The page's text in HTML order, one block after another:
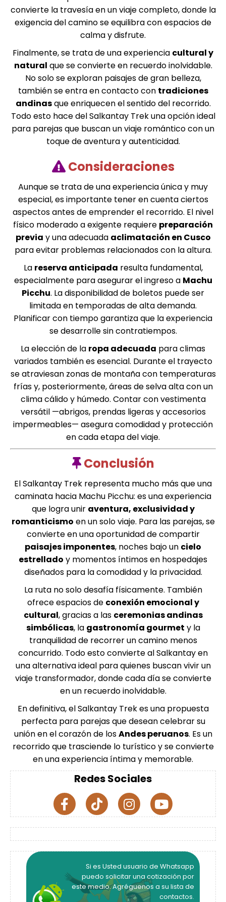
convierte la travesía en un viaje completo, donde la
exigencia del camino se equilibra con espacios de
calma y disfrute.
Finalmente, se trata de una experiencia cultural y
natural que se convierte en recuerdo inolvidable.
No solo se exploran paisajes de gran belleza,
también se entra en contacto con tradiciones
andinasque enriquecen el sentido del recorrido.
Todo esto hace del Salkantay Trek una opción ideal
para parejas que buscan un viaje romántico con un
toque de aventura y autenticidad.
Consideraciones
Aunque se trata de una experiencia única y muy
especial, es importante tener en cuenta ciertos
aspectos antes de emprender el recorrido. El nivel
físico moderado a exigente requiere preparación
previa y una adecuada aclimatación en Cusco
para evitar problemas relacionados con la altura.
La reserva anticipada resulta fundamental,
especialmente para asegurar el ingreso a Machu
Picchu. La disponibilidad de boletos puede ser
limitada en temporadas de alta demanda.
Planificar con tiempo garantiza que la experiencia
se desarrolle sin contratiempos.
La elección de la ropa adecuada para climas
variados también es esencial. Durante el trayecto
se atraviesan zonas de montaña con temperaturas
frías y, posteriormente, áreas de selva alta con un
clima cálido y húmedo. Contar con vestimenta
versátil —abrigos, prendas ligeras y accesorios
impermeables— asegura comodidad y protección
en cada etapa del viaje.
Conclusión
El Salkantay Trek representa mucho más que una
caminata hacia Machu Picchu: es una experiencia
que logra unir aventura, exclusividad y
romanticismo en un solo viaje. Para las parejas, se
convierte en una oportunidad de compartir
paisajes imponentes, noches bajo un cielo
estrellado y momentos íntimos en hospedajes
diseñados para la comodidad y la privacidad.
La ruta no solo desafía físicamente. También
ofrece espacios de conexión emocional y
cultural, gracias a las ceremonias andinas
simbólicas, la gastronomía gourmet y la
tranquilidad de recorrer un camino menos
concurrido. Todo esto convierte al Salkantay en
una alternativa ideal para quienes buscan vivir un
viaje transformador, donde cada día se convierte
en un recuerdo inolvidable.
En definitiva, el Salkantay Trek es una propuesta
perfecta para parejas que desean celebrar su
unión en el corazón de losAndes peruanos. Es un
recorrido que trasciende lo turístico y se convierte
en una experiencia íntima y memorable.
Redes Sociales
Si es Usted usuario de Whatsapp
puedo solicitar una cotización por
este medio. Agréguenos a su lista de
contactos.